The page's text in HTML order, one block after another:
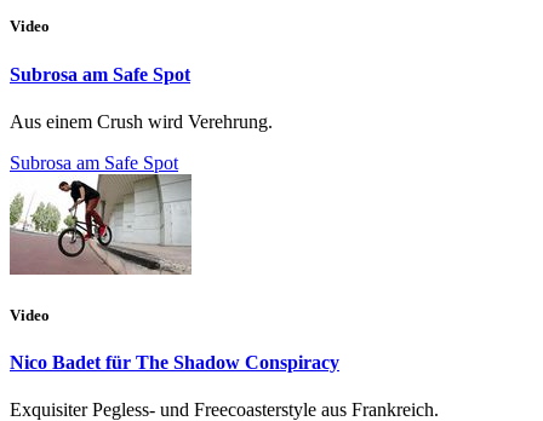
Video
Subrosa am Safe Spot
Aus einem Crush wird Verehrung.
Subrosa am Safe Spot
Video
Nico Badet für The Shadow Conspiracy
Exquisiter Pegless- und Freecoasterstyle aus Frankreich.